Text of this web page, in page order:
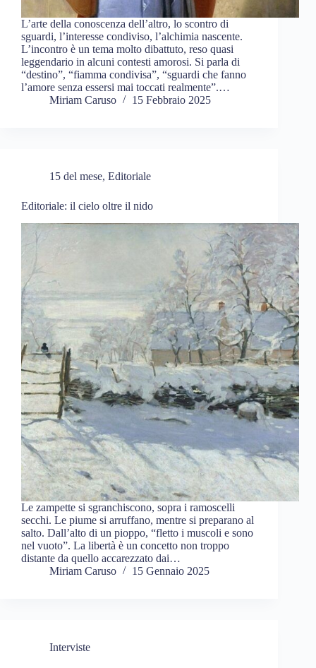
L’arte della conoscenza dell’altro, lo scontro di
sguardi, l’interesse condiviso, l’alchimia nascente.
L’incontro è un tema molto dibattuto, reso quasi
leggendario in alcuni contesti amorosi. Si parla di
“destino”, “fiamma condivisa”, “sguardi che fanno
l’amore senza essersi mai toccati realmente”.…
Miriam Caruso
15 Febbraio 2025
15 del mese, Editoriale
Editoriale: il cielo oltre il nido
Le zampette si sgranchiscono, sopra i ramoscelli
secchi. Le piume si arruffano, mentre si preparano al
salto. Dall’alto di un pioppo, “fletto i muscoli e sono
nel vuoto”. La libertà è un concetto non troppo
distante da quello accarezzato dai…
Miriam Caruso
15 Gennaio 2025
Interviste